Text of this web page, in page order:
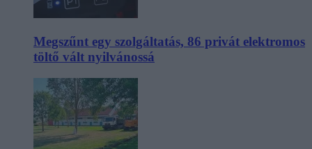
Megszűnt egy szolgáltatás, 86 privát elektromos
töltő vált nyilvánossá